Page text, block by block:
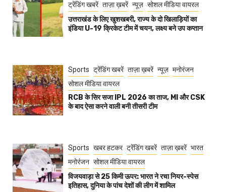
ट्रेंडिंग खबरें ताज़ा ख़बरें न्यूज़ सोशल मीडिया वायरल
उत्तराखंड के लिए खुशखबरी, राज्य के दो खिलाड़ियों का
इंडिया U-19 क्रिकेट टीम में चयन, लक्ष्य बने उप कप्तान
Sports ट्रेंडिंग खबरें ताज़ा ख़बरें न्यूज़ मनोरंजन
सोशल मीडिया वायरल
RCB के सिर सजा IPL 2026 का ताज, MI और CSK
के बाद ऐसा करने वाली बनी तीसरी टीम
Sports खबर हटकर ट्रेंडिंग खबरें ताज़ा ख़बरें भारत
मनोरंजन सोशल मीडिया वायरल
विजयवाड़ा से 25 किमी ऊपर: भारत ने रचा नियर-स्पेस
इतिहास, दुनिया के पांच देशों की लीग में शामिल